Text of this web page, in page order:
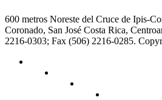
600 metros Noreste del Cruce de Ipis-
Coronado, San José Costa Rica,
2216-0303; Fax (506) 2216-0285.